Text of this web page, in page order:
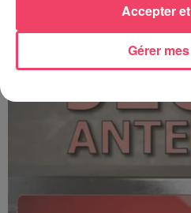
Gérer
Accepter